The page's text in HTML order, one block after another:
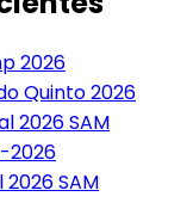
2026
Quinto 2026
2026 SAM
2026
2026 SAM